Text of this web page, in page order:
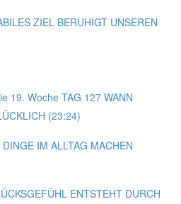
ZIEL BERUHIGT UNSEREN
19. Woche TAG 127 WANN
(23:24)
IM ALLTAG MACHEN
ENTSTEHT DURCH